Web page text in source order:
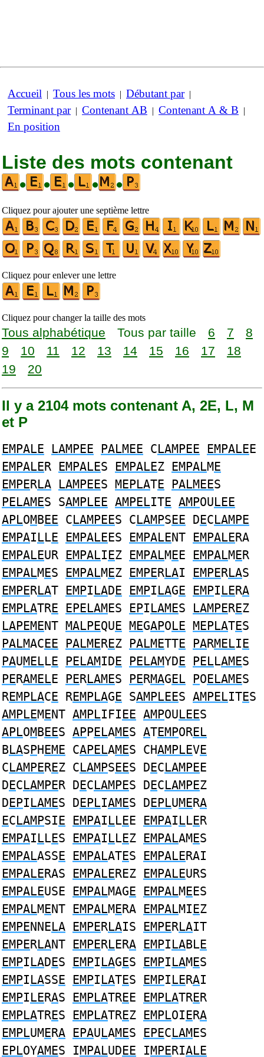
Accueil | Tous les mots | Débutant par|
Terminant par| Contenant AB | Contenant A & B |
En position
Liste des mots contenant
•
• • • •
Cliquez pour ajouter une septième lettre
Cliquez pour enlever une lettre
Cliquez pour changer la taille des mots
Tous alphabétique Tous par taille 6 7
8
9
10 11 12 13 14 15 16 17
18
19
20
Il y a 2104 mots contenant A, 2E, L, M
et P
EMPALE LAMPEE PALMEE CLAMPEE EMPALEE
EMPALER EMPALES EMPALEZ EMPALME
EMPERLA LAMPEES MEPLATE PALMEES
PELAMES SAMPLEE AMPELITE AMPOULEE
APLOMBEE CLAMPEES CLAMPSEE DECLAMPE
EMPAILLE EMPALEES EMPALENT EMPALERA
EMPALEUR EMPALIEZ EMPALMEE EMPALMER
EMPALMES EMPALMEZ EMPERLAI EMPERLAS
EMPERLAT EMPILADE EMPILAGE EMPILERA
EMPLATRE EPELAMES EPILAMES LAMPEREZ
LAPEMENT MALPEQUE MEGAPOLE MEPLATES
PALMACEE PALMEREZ PALMETTE PARMELIE
PAUMELLE PELAMIDE PELAMYDE PELLAMES
PERAMELE PERLAMES PERMAGEL POELAMES
REMPLACE REMPLAGE SAMPLEES AMPELITES
AMPLEMENT AMPLIFIEE AMPOULEES
APLOMBEES APPELAMES ATEMPOREL
BLASPHEME CAPELAMES CHAMPLEVE
CLAMPEREZ CLAMPSEES DECLAMPEE
DECLAMPER DECLAMPES DECLAMPEZ
DEPILAMES DEPLIAMES DEPLUMERA
ECLAMPSIE EMPAILLEE EMPAILLER
EMPAILLES EMPAILLEZ EMPALAMES
EMPALASSE EMPALATES EMPALERAI
EMPALERAS EMPALEREZ EMPALEURS
EMPALEUSE EMPALMAGE EMPALMEES
EMPALMENT EMPALMERA EMPALMIEZ
EMPENNELA EMPERLAIS EMPERLAIT
EMPERLANT EMPERLERA EMPILABLE
EMPILADES EMPILAGES EMPILAMES
EMPILASSE EMPILATES EMPILERAI
EMPILERAS EMPLATREE EMPLATRER
EMPLATRES EMPLATREZ EMPLOIERA
EMPLUMERA EPAULAMES EPECLAMES
EPLOYAMES IMPALUDEE IMPERIALE